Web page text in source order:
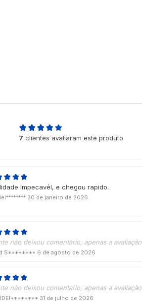
7 clientes avaliaram este produto
impecavél, e chegou rapido.
30 de janeiro de 2026
não deixou comentário, apenas a avaliação
S******** 6 de agosto de 2026
não deixou comentário, apenas a avaliação
31 de julho de 2026